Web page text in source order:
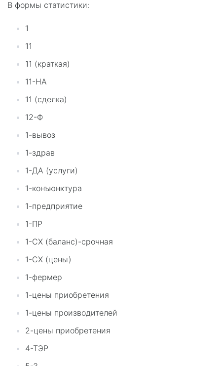
В формы статистики:
1
11
11 (краткая)
11-НА
11 (сделка)
12-Ф
1-вывоз
1-здрав
1-ДА (услуги)
1-конъюнктура
1-предприятие
1-ПР
1-СХ (баланс)-срочная
1-СХ (цены)
1-фермер
1-цены приобретения
1-цены производителей
2-цены приобретения
4-ТЭР